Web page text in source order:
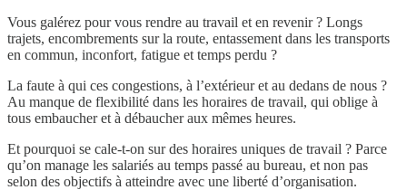
Vous galérez pour vous rendre au travail et en revenir ? Longs
trajets, encombrements sur la route, entassement dans les transports
en commun, inconfort, fatigue et temps perdu ?
La faute à qui ces congestions, à l’extérieur et au dedans de nous ?
Au manque de flexibilité dans les horaires de travail, qui oblige à
tous embaucher et à débaucher aux mêmes heures.
Et pourquoi se cale-t-on sur des horaires uniques de travail ? Parce
qu’on manage les salariés au temps passé au bureau, et non pas
selon des objectifs à atteindre avec une liberté d’organisation.